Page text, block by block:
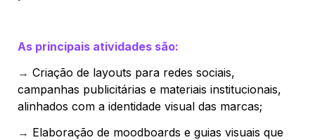
As principais atividades são:
→ Criação de layouts para redes sociais,
campanhas publicitárias e materiais institucionais,
alinhados com a identidade visual das marcas;
→ Elaboração de moodboards e guias visuais que